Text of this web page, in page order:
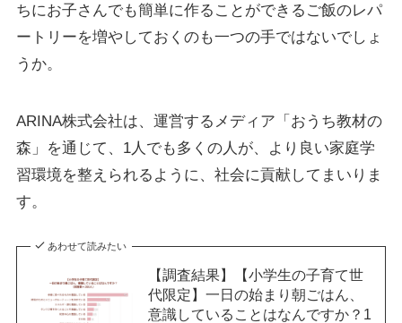
ちにお子さんでも簡単に作ることができるご飯のレパ
ートリーを増やしておくのも一つの手ではないでしょ
うか。
ARINA株式会社は、運営するメディア「おうち教材の
森」を通じて、1人でも多くの人が、より良い家庭学
習環境を整えられるように、社会に貢献してまいりま
す。
あわせて読みたい
【調査結果】【小学生の子育て世
代限定】一日の始まり朝ごはん、
意識していることはなんですか？1